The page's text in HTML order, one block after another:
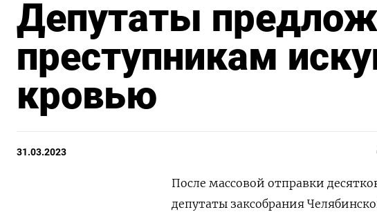
Депутаты
преступникам
кровью
31.03.2023
После массовой отправки
депутаты заксобрания